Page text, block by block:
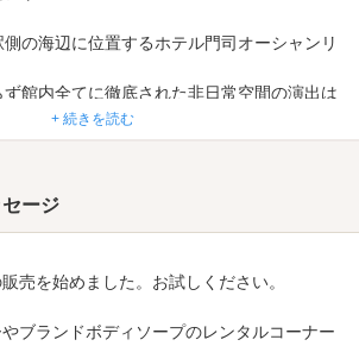
の海辺に位置するホテル門司オーシャンリ
館内全てに徹底された非日常空間の演出は
あり、また斬新で独創的な室内デザインが
思い出に残るひと時になるでしょう。
+ 続きを読む
ージ
売を始めました。お試しください。
ブランドボディソープのレンタルコーナー